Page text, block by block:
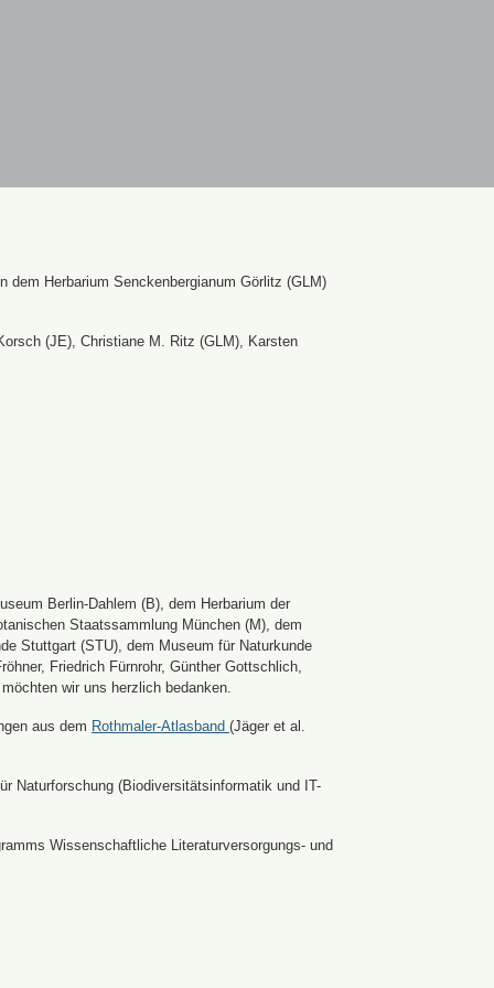
dem Herbarium Senckenbergianum Görlitz (GLM)
(JE), Christiane M. Ritz (GLM), Karsten
Berlin-Dahlem (B), dem Herbarium der
Staatssammlung München (M), dem
Stuttgart (STU), dem Museum für Naturkunde
Friedrich Fürnrohr, Günther Gottschlich,
wir uns herzlich bedanken.
aus dem Rothmaler-Atlasband (Jäger et al.
Naturforschung (Biodiversitätsinformatik und IT-
Wissenschaftliche Literaturversorgungs- und